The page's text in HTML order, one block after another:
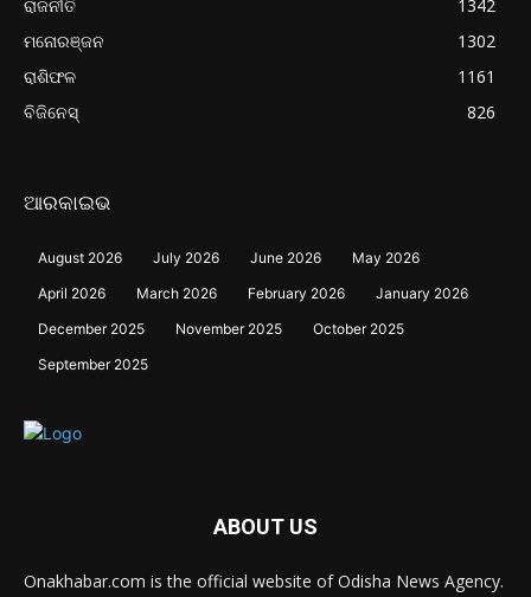
ରାଜନୀତି
1342
ମନୋରଞ୍ଜନ
1302
ରାଶିଫଳ
1161
ବିଜିନେସ୍
826
ଆରକାଇଭ
August 2026 July 2026 June 2026
May 2026
April 2026
March 2026 February 2026
January 2026
December 2025
November 2025
October 2025
September 2025
ABOUT US
Onakhabar.com is the official website of Odisha News Agency.